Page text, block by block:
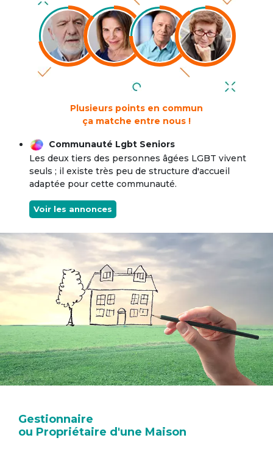
Plusieurs points en commun
ça matche entre nous !
Communauté Lgbt Seniors
Les deux tiers des personnes âgées LGBT vivent
seuls ; il existe très peu de structure d'accueil
adaptée pour cette communauté.
Voir les annonces
Gestionnaire
ou Propriétaire d'une Maison